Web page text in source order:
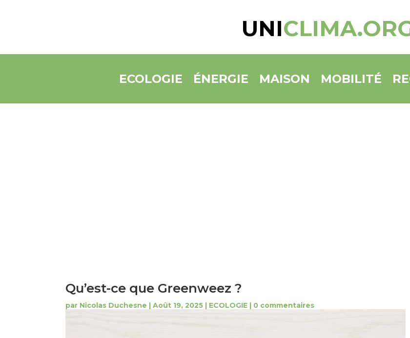
UNI
ECOLOGIE ÉNERGIE MAISON MOBILITÉ
Qu’est-ce que Greenweez ?
par Nicolas Duchesne |Août 19, 2025 ECOLOGIE 0 commentaires